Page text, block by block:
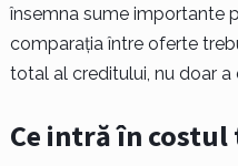
însemna sume importante
comparația între oferte
total al creditului, nu doar a
Ce intră în